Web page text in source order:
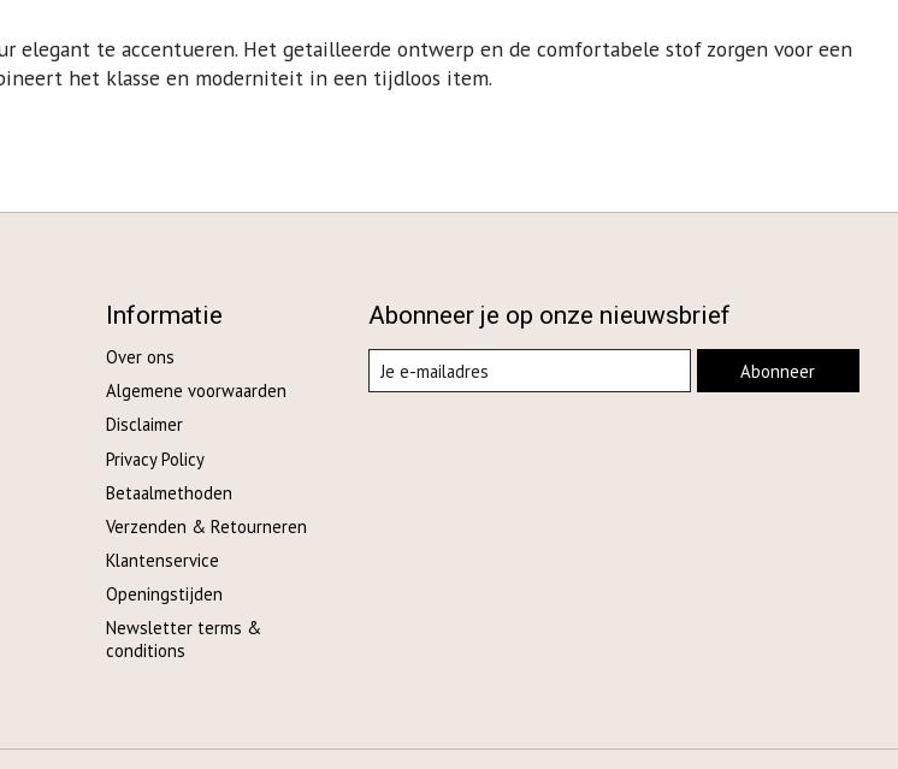
elegant te accentueren. Het getailleerde ontwerp en de comfortabele stof zorgen voor een
het klasse en moderniteit in een tijdloos item.
Informatie
Over ons
Algemene voorwaarden
Disclaimer
Privacy Policy
Betaalmethoden
Verzenden & Retourneren
Klantenservice
Openingstijden
Newsletter terms &
conditions
Abonneer je op onze nieuwsbrief
Abonneer